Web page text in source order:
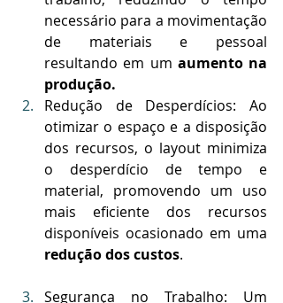
necessário para a movimentação
de materiais e pessoal
resultando em um aumento na
produção.
Redução de Desperdícios: Ao
otimizar o espaço e a disposição
dos recursos, o layout minimiza
o desperdício de tempo e
material, promovendo um uso
mais eficiente dos recursos
redução dos custos.
Segurança no Trabalho: Um